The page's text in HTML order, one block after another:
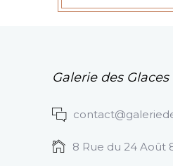
Galerie des Glaces
8 Rue du 24 Août